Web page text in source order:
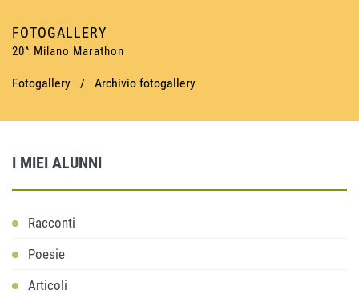
FOTOGALLERY
20^ Milano Marathon
Fotogallery / Archivio fotogallery
I MIEI ALUNNI
Racconti
Poesie
Articoli